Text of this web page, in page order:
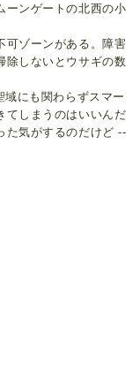
ーンゲートの北西の小
可ゾーンがある。障害
除しないとウサギの数
域にも関わらずスマー
てしまうのはいいんだ
た気がするのだけど --